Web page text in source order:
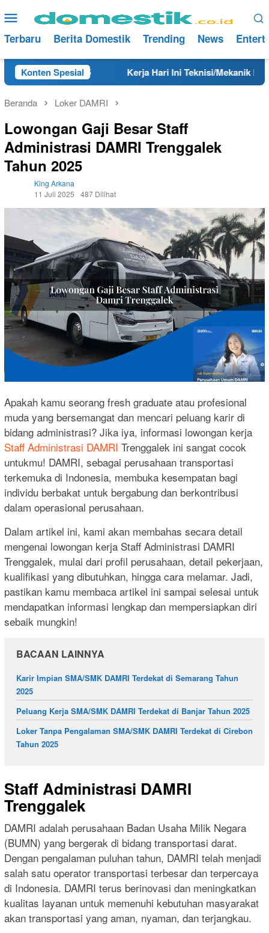
ke
konten
Menu
Mobile
Terbaru Berita Domestik Trending News
Konten Spesial
2025 Kerja Hari Ini Teknisi/Mekanik DAMRI
Beranda Loker DAMRI
Lowongan Gaji Besar Staff
Administrasi DAMRI Trenggalek
Tahun 2025
King Arkana
11 Juli 2025
487 Dilihat
Apakah kamu seorang fresh graduate atau profesional
muda yang bersemangat dan mencari peluang karir di
bidang administrasi? Jika iya, informasi lowongan kerja
Staff Administrasi DAMRI Trenggalek ini sangat cocok
untukmu! DAMRI, sebagai perusahaan transportasi
terkemuka di Indonesia, membuka kesempatan bagi
individu berbakat untuk bergabung dan berkontribusi
dalam operasional perusahaan.
Dalam artikel ini, kami akan membahas secara detail
mengenai lowongan kerja Staff Administrasi DAMRI
Trenggalek, mulai dari profil perusahaan, detail pekerjaan,
kualifikasi yang dibutuhkan, hingga cara melamar. Jadi,
pastikan kamu membaca artikel ini sampai selesai untuk
mendapatkan informasi lengkap dan mempersiapkan diri
sebaik mungkin!
BACAAN LAINNYA
Karir Impian SMA/SMK DAMRI Terdekat di Semarang Tahun
2025
Peluang Kerja SMA/SMK DAMRI Terdekat di Banjar Tahun 2025
Loker Tanpa Pengalaman SMA/SMK DAMRI Terdekat di Cirebon
Tahun 2025
Staff Administrasi DAMRI
Trenggalek
DAMRI adalah perusahaan Badan Usaha Milik Negara
(BUMN) yang bergerak di bidang transportasi darat.
Dengan pengalaman puluhan tahun, DAMRI telah menjadi
salah satu operator transportasi terbesar dan terpercaya
di Indonesia. DAMRI terus berinovasi dan meningkatkan
kualitas layanan untuk memenuhi kebutuhan masyarakat
akan transportasi yang aman, nyaman, dan terjangkau.